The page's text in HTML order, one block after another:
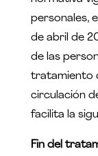
personales,
de abril de
de las
tratamiento
circulación
facilita la
Fin del